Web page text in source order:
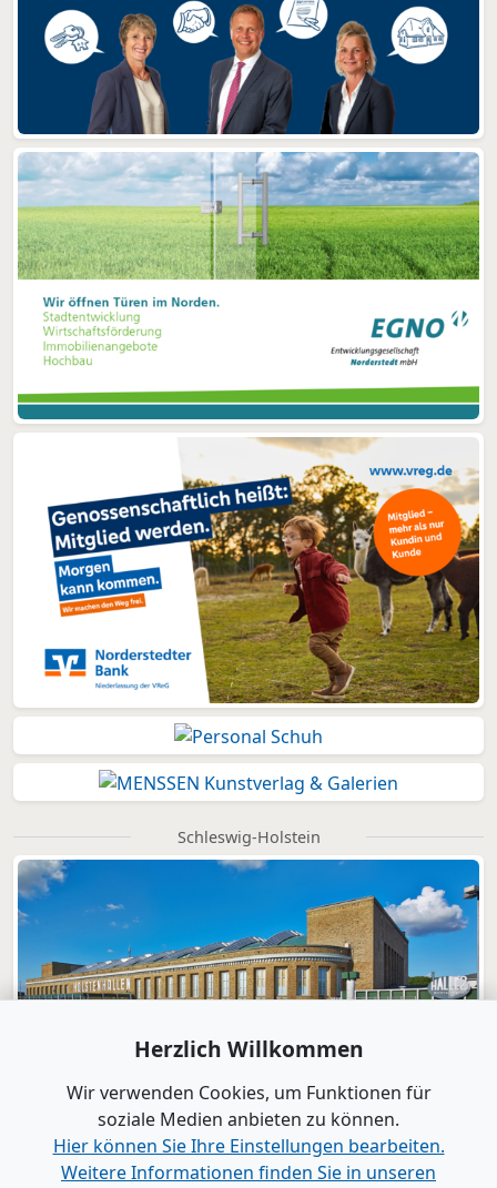
Schleswig-Holstein
Herzlich Willkommen
Wir verwenden Cookies, um Funktionen für
soziale Medien anbieten zu können.
Hier können Sie Ihre Einstellungen bearbeiten.
Weitere Informationen finden Sie in unseren